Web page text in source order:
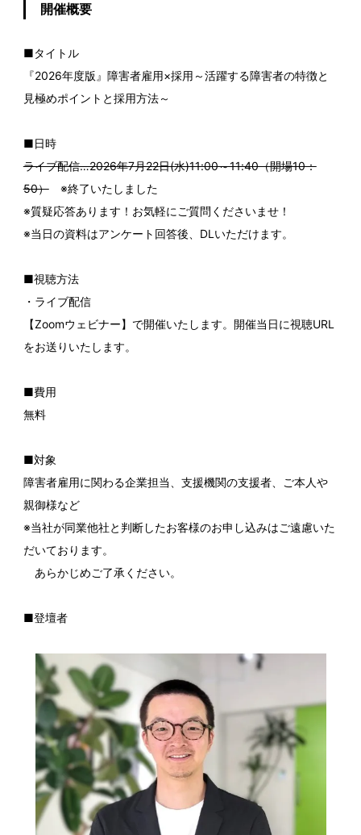
開催概要
■タイトル
『2026年度版』障害者雇用×採用～活躍する障害者の特徴と
見極めポイントと採用方法～
■日時
ライブ配信…2026年7月22日(水)11:00～11:40（開場10：
50）※終了いたしました
※質疑応答あります！お気軽にご質問くださいませ！
※当日の資料はアンケート回答後、DLいただけます。
■視聴方法
・ライブ配信
【Zoomウェビナー】で開催いたします。開催当日に視聴URL
をお送りいたします。
■費用
無料
■対象
障害者雇用に関わる企業担当、支援機関の支援者、ご本人や
親御様など
※当社が同業他社と判断したお客様のお申し込みはご遠慮いた
だいております。
あらかじめご了承ください。
■登壇者